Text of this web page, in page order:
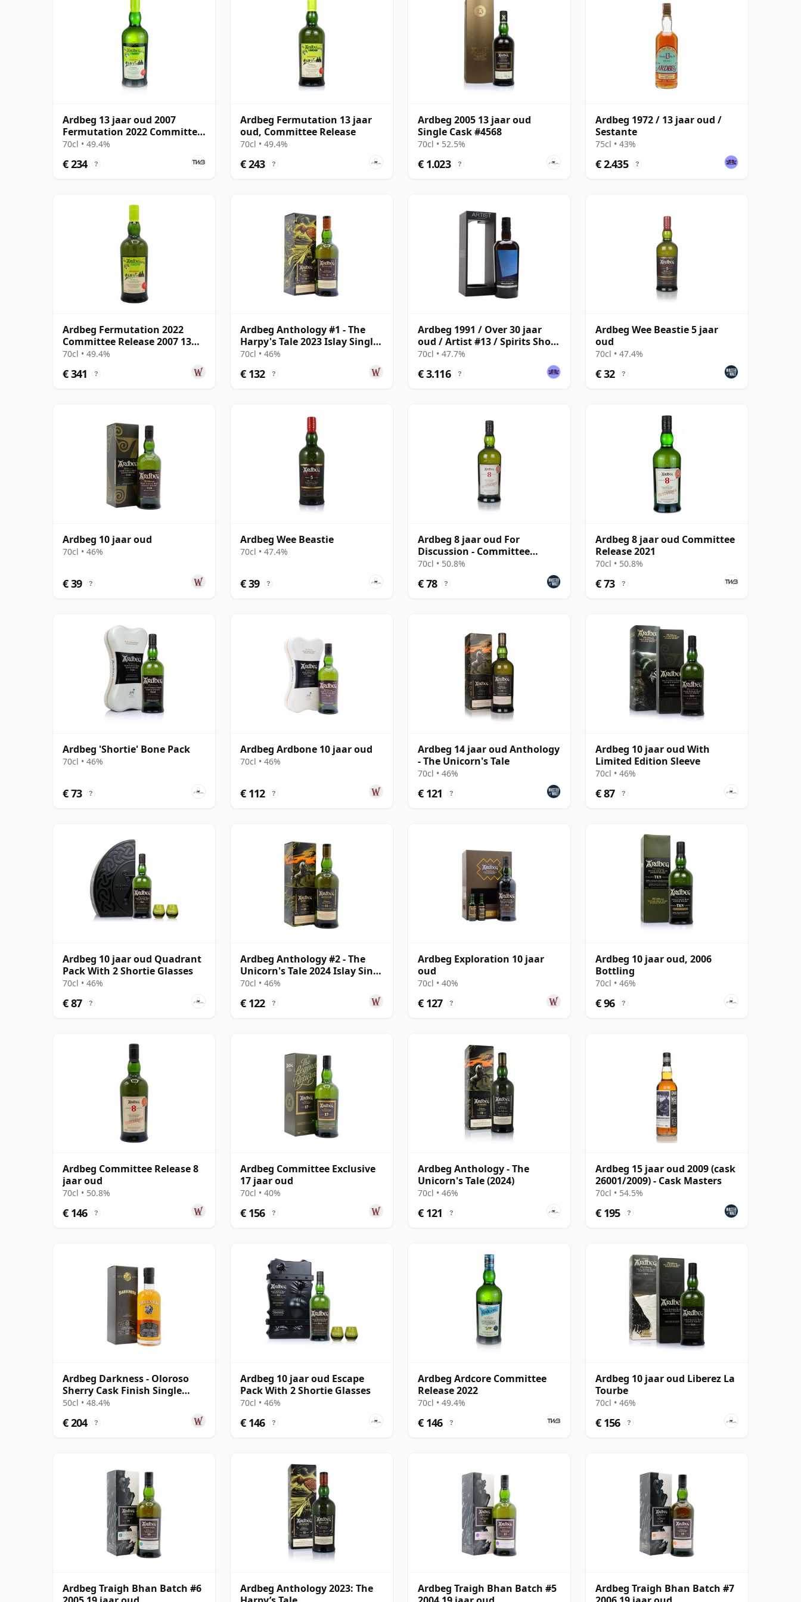
Ardbeg 13 jaar oud 2007
Fermutation 2022 Committee
Release
70cl • 49.4%
€ 234 ?
Ardbeg Fermutation 13 jaar
oud, Committee Release
70cl • 49.4%
€ 243 ?
Ardbeg 2005 13 jaar oud
Single Cask #4568
70cl • 52.5%
€ 1.023 ?
Ardbeg 1972 / 13 jaar oud /
Sestante
75cl • 43%
€ 2.435 ?
Ardbeg Fermutation 2022
Committee Release 2007 13
jaar oud
70cl • 49.4%
€ 341 ?
Ardbeg Anthology #1 - The
Harpy's Tale 2023 Islay Single
13 jaar oud
70cl • 46%
€ 132 ?
Ardbeg 1991 / Over 30 jaar
oud / Artist #13 / Spirits Shop
Selection for LMDW
70cl • 47.7%
€ 3.116 ?
Ardbeg Wee Beastie 5 jaar
oud
70cl • 47.4%
€ 32 ?
Ardbeg 10 jaar oud
70cl • 46%
€ 39 ?
Ardbeg Wee Beastie
70cl • 47.4%
€ 39 ?
Ardbeg 8 jaar oud For
Discussion - Committee
Release
70cl • 50.8%
€ 78 ?
Ardbeg 8 jaar oud Committee
Release 2021
70cl • 50.8%
€ 73 ?
Ardbeg 'Shortie' Bone Pack
70cl • 46%
€ 73 ?
Ardbeg Ardbone 10 jaar oud
70cl • 46%
€ 112 ?
Ardbeg 14 jaar oud Anthology
- The Unicorn's Tale
70cl • 46%
€ 121 ?
Ardbeg 10 jaar oud With
Limited Edition Sleeve
70cl • 46%
€ 87 ?
Ardbeg 10 jaar oud Quadrant
Pack With 2 Shortie Glasses
70cl • 46%
€ 87 ?
Ardbeg Anthology #2 - The
Unicorn's Tale 2024 Islay Singl
14 jaar oud
70cl • 46%
€ 122 ?
Ardbeg Exploration 10 jaar
oud
70cl • 40%
€ 127 ?
Ardbeg 10 jaar oud, 2006
Bottling
70cl • 46%
€ 96 ?
Ardbeg Committee Release 8
jaar oud
70cl • 50.8%
€ 146 ?
Ardbeg Committee Exclusive
17 jaar oud
70cl • 40%
€ 156 ?
Ardbeg Anthology - The
Unicorn's Tale (2024)
70cl • 46%
€ 121 ?
Ardbeg 15 jaar oud 2009 (cask
26001/2009) - Cask Masters
70cl • 54.5%
€ 195 ?
Ardbeg Darkness - Oloroso
Sherry Cask Finish Single
Malt 12 jaar oud
50cl • 48.4%
€ 204 ?
Ardbeg 10 jaar oud Escape
Pack With 2 Shortie Glasses
70cl • 46%
€ 146 ?
Ardbeg Ardcore Committee
Release 2022
70cl • 49.4%
€ 146 ?
Ardbeg 10 jaar oud Liberez La
Tourbe
70cl • 46%
€ 156 ?
Ardbeg Traigh Bhan Batch #6
Ardbeg Anthology 2023: The
Ardbeg Traigh Bhan Batch #5
Ardbeg Traigh Bhan Batch #7